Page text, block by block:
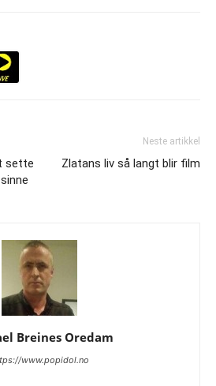
sette
Neste artikkel
Zlatans liv så langt blir film
Breines Oredam
www.popidol.no